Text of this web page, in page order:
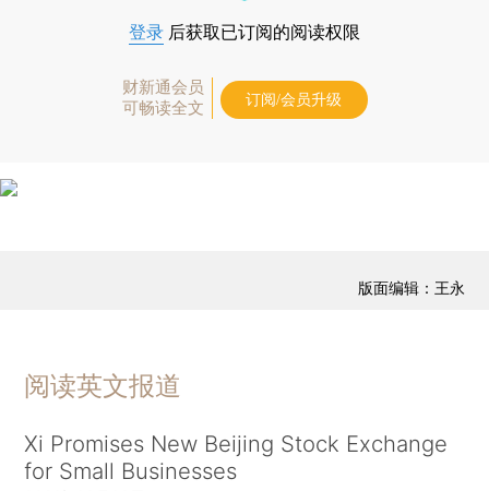
登录 后获取已订阅的阅读权限
财新通会员
可畅读全文
订阅/会员升级
版面编辑：王永
阅读英文报道
Xi Promises New Beijing Stock Exchange
for Small Businesses